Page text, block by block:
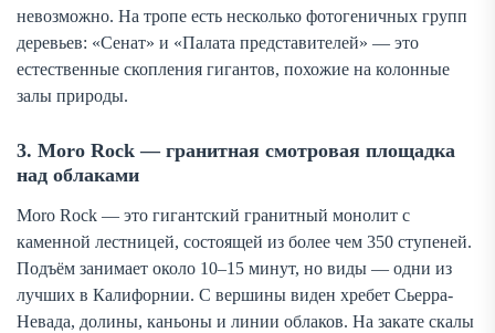
невозможно. На тропе есть несколько фотогеничных групп
деревьев: «Сенат» и «Палата представителей» — это
естественные скопления гигантов, похожие на колонные
залы природы.
3. Moro Rock — гранитная смотровая площадка
над облаками
Moro Rock — это гигантский гранитный монолит с
каменной лестницей, состоящей из более чем 350 ступеней.
Подъём занимает около 10–15 минут, но виды — одни из
лучших в Калифорнии. С вершины виден хребет Сьерра-
Невада, долины, каньоны и линии облаков. На закате скалы